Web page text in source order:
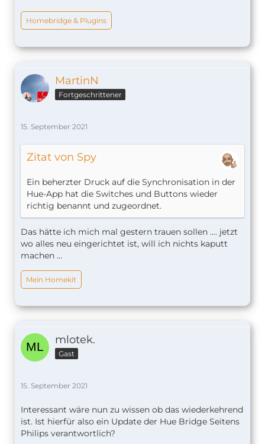
Homebridge & Plugins
MartinN
Fortgeschrittener
15. September 2021
Zitat von Spy
Ein beherzter Druck auf die Synchronisation in der
Hue-App hat die Switches und Buttons wieder
richtig benannt und zugeordnet.
Das hätte ich mich mal gestern trauen sollen .... jetzt
wo alles neu eingerichtet ist, will ich nichts kaputt
machen ...
Mein Homekit
mlotek.
Gast
15. September 2021
Interessant wäre nun zu wissen ob das wiederkehrend
ist. Ist hierfür also ein Update der Hue Bridge Seitens
Philips verantwortlich?